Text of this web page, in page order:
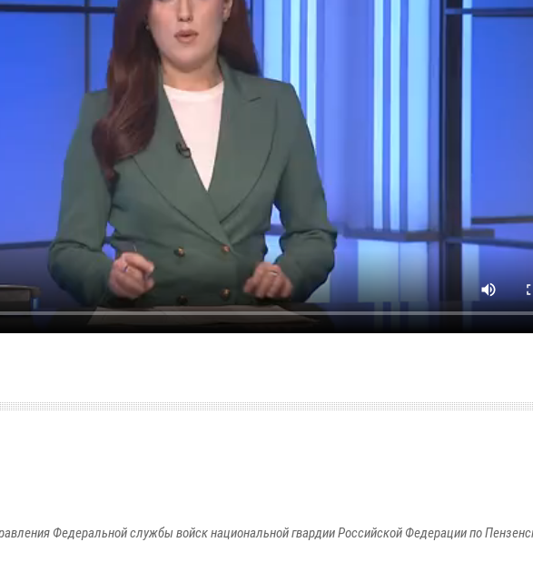
Федеральной службы войск национальной гвардии Российской Федерации по